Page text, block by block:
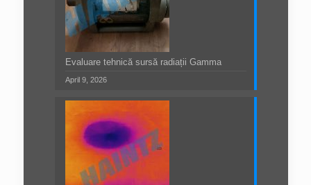
Evaluare tehnică sursă radiații Gamma
April 9, 2026